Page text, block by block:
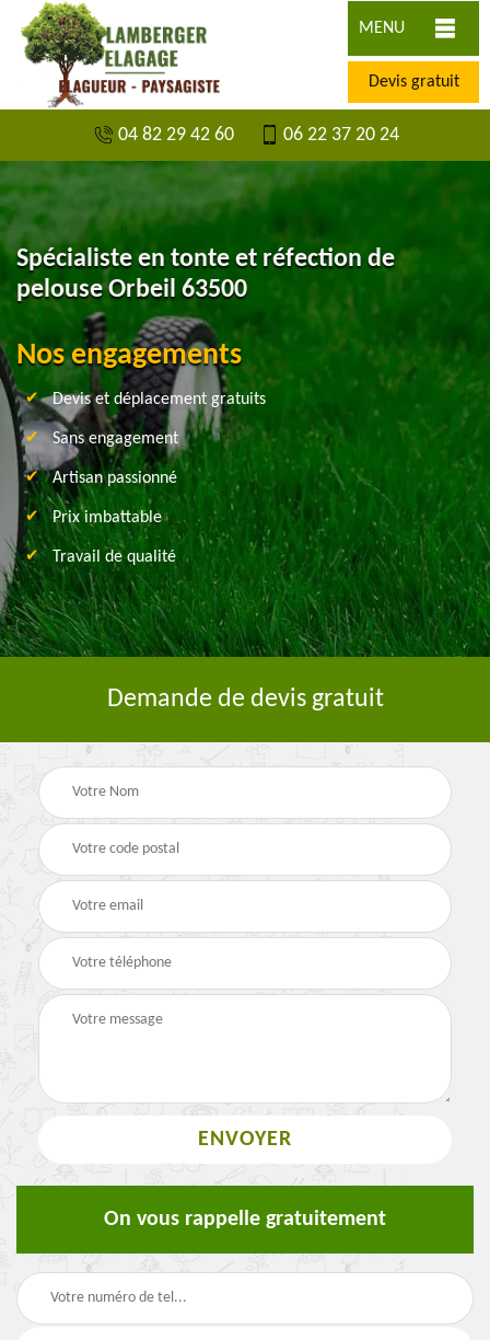
MENU
Devis gratuit
04 82 29 42 60 06 22 37 20 24
Spécialiste en tonte et réfection de
pelouse Orbeil 63500
Nos engagements
Devis et déplacement gratuits
Sans engagement
Artisan passionné
Prix imbattable
Travail de qualité
Demande de devis gratuit
On vous rappelle gratuitement